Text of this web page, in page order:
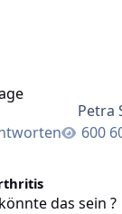
Petra
das sein ?